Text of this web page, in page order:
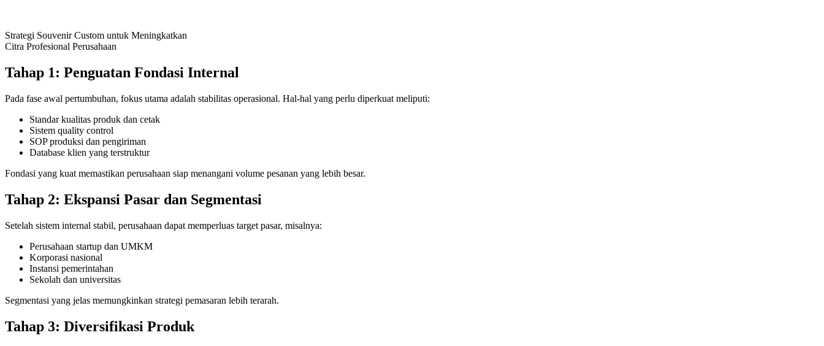
Strategi Souvenir Custom untuk Meningkatkan
Citra Profesional Perusahaan
Tahap 1: Penguatan Fondasi Internal
Pada fase awal pertumbuhan, fokus utama adalah stabilitas operasional. Hal-hal yang perlu diperkuat meliputi:
Standar kualitas produk dan cetak
Sistem quality control
SOP produksi dan pengiriman
Database klien yang terstruktur
Fondasi yang kuat memastikan perusahaan siap menangani volume pesanan yang lebih besar.
Tahap 2: Ekspansi Pasar dan Segmentasi
Setelah sistem internal stabil, perusahaan dapat memperluas target pasar, misalnya:
Perusahaan startup dan UMKM
Korporasi nasional
Instansi pemerintahan
Sekolah dan universitas
Segmentasi yang jelas memungkinkan strategi pemasaran lebih terarah.
Tahap 3: Diversifikasi Produk